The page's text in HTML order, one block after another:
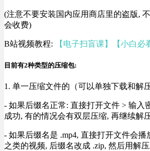
(注意不要安装国内应用商店里的盗版,
会收费)
B站视频教程: 【电子扫盲课】【小白
目前有2种类型的压缩包:
1. 单一压缩文件的（可以单独下载和解
- 如果后缀名正常: 直接打开文件 > 输入
成功, 有的情况会有双层压缩, 再继续解
- 如果后缀名是 .mp4, 直接打开文件会
之类的视频, 后缀名改成 .zip, 然后用解